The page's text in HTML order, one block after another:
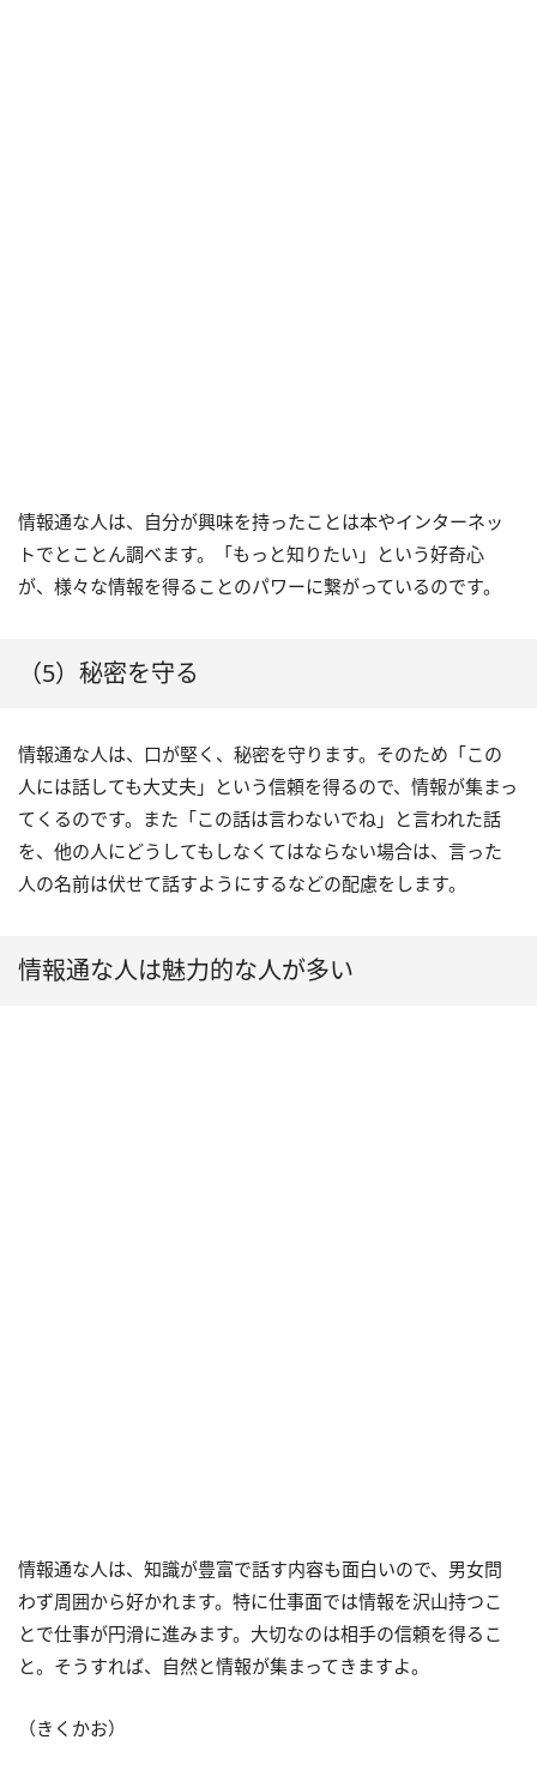
情報通な人は、自分が興味を持ったことは本やインターネッ
トでとことん調べます。「もっと知りたい」という好奇心
が、様々な情報を得ることのパワーに繋がっているのです。
（5）秘密を守る
情報通な人は、口が堅く、秘密を守ります。そのため「この
人には話しても大丈夫」という信頼を得るので、情報が集まっ
てくるのです。また「この話は言わないでね」と言われた話
を、他の人にどうしてもしなくてはならない場合は、言った
人の名前は伏せて話すようにするなどの配慮をします。
情報通な人は魅力的な人が多い
情報通な人は、知識が豊富で話す内容も面白いので、男女問
わず周囲から好かれます。特に仕事面では情報を沢山持つこ
とで仕事が円滑に進みます。大切なのは相手の信頼を得るこ
と。そうすれば、自然と情報が集まってきますよ。
（きくかお）